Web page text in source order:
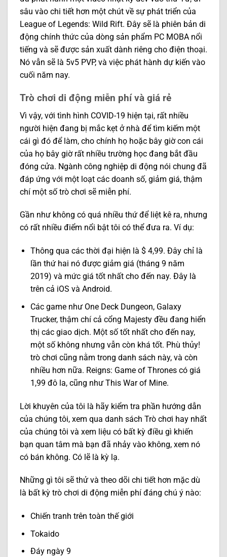
sâu vào chi tiết hơn một chút về sự phát triển của
League of Legends: Wild Rift. Đây sẽ là phiên bản di
động chính thức của dòng sản phẩm PC MOBA nổi
tiếng và sẽ được sản xuất dành riêng cho điện thoại.
Nó vẫn sẽ là 5v5 PVP, và việc phát hành dự kiến ​​vào
cuối năm nay.
Trò chơi di động miễn phí và giá rẻ
Vì vậy, với tình hình COVID-19 hiện tại, rất nhiều
người hiện đang bị mắc kẹt ở nhà để tìm kiếm một
cái gì đó để làm, cho chính họ hoặc bây giờ con cái
của họ bây giờ rất nhiều trường học đang bắt đầu
đóng cửa. Ngành công nghiệp di động nói chung đã
đáp ứng với một loạt các doanh số, giảm giá, thậm
chí một số trò chơi sẽ miễn phí.
Gần như không có quá nhiều thứ để liệt kê ra, nhưng
có rất nhiều điểm nổi bật tôi có thể đưa ra. Ví dụ:
Thông qua các thời đại hiện là $ 4,99. Đây chỉ là
lần thứ hai nó được giảm giá (tháng 9 năm
2019) và mức giá tốt nhất cho đến nay. Đây là
trên cả iOS và Android.
Các game như One Deck Dungeon, Galaxy
Trucker, thậm chí cả cổng Majesty đều đang hiển
thị các giao dịch. Một số tốt nhất cho đến nay,
một số không nhưng vẫn còn khá tốt. Phù thủy!
trò chơi cũng nằm trong danh sách này, và còn
nhiều hơn nữa. Reigns: Game of Thrones có giá
1,99 đô la, cũng như This War of Mine.
Lời khuyên của tôi là hãy kiểm tra phần hướng dẫn
của chúng tôi, xem qua danh sách Trò chơi hay nhất
của chúng tôi và xem liệu có bất kỳ điều gì khiến
bạn quan tâm mà bạn đã nhảy vào không, xem nó
có bán không. Có lẽ là kỳ lạ.
Những gì tôi sẽ thử và theo dõi chi tiết hơn mặc dù
là bất kỳ trò chơi di động miễn phí đáng chú ý nào:
Chiến tranh trên toàn thế giới
Tokaido
Đáy ngày 9